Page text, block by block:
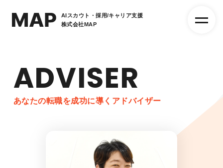
AIスカウト・採用/キャリア支援
株式会社MAP
ADVISER
あなたの転職を成功に導くアドバイザー